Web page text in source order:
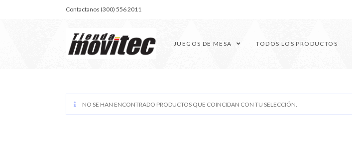
Contactanos (300) 556 2011
JUEGOS DE MESA TODOS LOS PRODUCTOS
NO SE HAN ENCONTRADO PRODUCTOS QUE COINCIDAN CON TU SELECCIÓN.